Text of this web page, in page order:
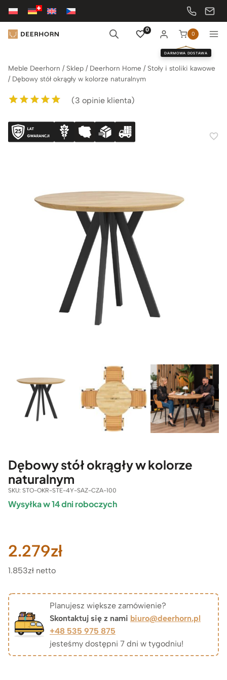
Przejdź
treści
0
0
DARMOWA DOSTAWA
Meble Deerhorn / Sklep / Deerhorn Home / Stoły i stoliki kawowe
/ Dębowy stół okrągły w kolorze naturalnym
5.00na 5 na
podstawie
ocen klientów
(3 opinie klienta)
Dębowy stół okrągły w kolorze
naturalnym
SKU: STO-OKR-STE-4Y-SAZ-CZA-100
Wysyłka w 14 dni roboczych
2.279zł
1.853zł netto
Planujesz większe zamówienie?
Skontaktuj się z nami biuro@deerhorn.pl
+48 535 975 875
jesteśmy dostępni 7 dni w tygodniu!